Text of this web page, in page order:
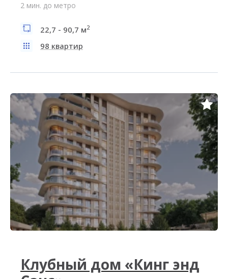
2 мин. до метро
22,7 - 90,7 м2
98 квартир
Клубный дом «Кинг энд